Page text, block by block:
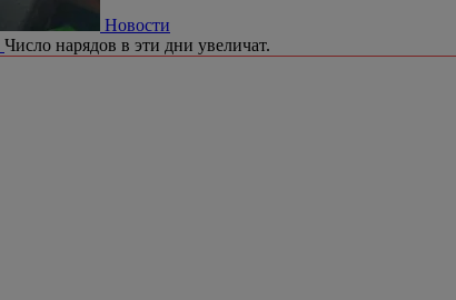
Новости
Число нарядов в эти дни увеличат.